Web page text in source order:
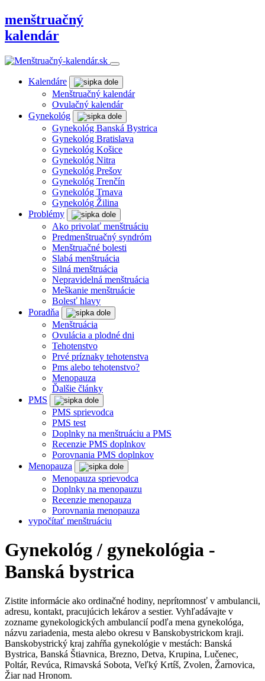
menštruačný
kalendár
Kalendáre
Menštruačný kalendár
Ovulačný kalendár
Gynekológ
Gynekológ Banská Bystrica
Gynekológ Bratislava
Gynekológ Košice
Gynekológ Nitra
Gynekológ Prešov
Gynekológ Trenčín
Gynekológ Trnava
Gynekológ Žilina
Problémy
Ako privolať menštruáciu
Predmenštruačný syndróm
Menštruačné bolesti
Slabá menštruácia
Silná menštruácia
Nepravidelná menštruácia
Meškanie menštruácie
Bolesť hlavy
Poradňa
Menštruácia
Ovulácia a plodné dni
Tehotenstvo
Prvé príznaky tehotenstva
Pms alebo tehotenstvo?
Menopauza
Ďalšie články
PMS
PMS sprievodca
PMS test
Doplnky na menštruáciu a PMS
Recenzie PMS doplnkov
Porovnania PMS doplnkov
Menopauza
Menopauza sprievodca
Doplnky na menopauzu
Recenzie menopauza
Porovnania menopauza
vypočítať menštruáciu
Gynekológ / gynekológia -
Banská bystrica
Zistite informácie ako ordinačné hodiny, neprítomnosť v ambulancii,
adresu, kontakt, pracujúcich lekárov a sestier. Vyhľadávajte v
zozname gynekologických ambulancií podľa mena gynekológa,
názvu zariadenia, mesta alebo okresu v Banskobystrickom kraji.
Banskobystrický kraj zahŕňa gynekológie v mestách: Banská
Bystrica, Banská Štiavnica, Brezno, Detva, Krupina, Lučenec,
Poltár, Revúca, Rimavská Sobota, Veľký Krtíš, Zvolen, Žarnovica,
Žiar nad Hronom.